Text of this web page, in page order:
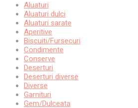
Aluaturi
Aluaturi dulci
Aluaturi sarate
Aperitive
Biscuiti/Fursecuri
Condimente
Conserve
Deserturi
Deserturi diverse
Diverse
Garnituri
Gem/Dulceata